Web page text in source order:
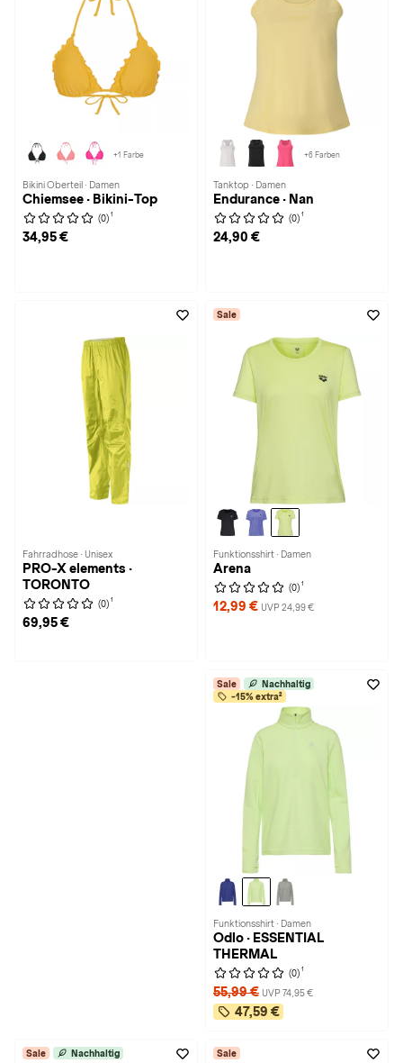
+1 Farbe
Bikini Oberteil · Damen
Chiemsee · Bikini-Top
(0) 1
34,95 €
+6 Farben
Tanktop · Damen
Endurance · Nan
(0) 1
24,90 €
Fahrradhose · Unisex
PRO-X elements ·
TORONTO
(0) 1
69,95 €
Sale
Funktionsshirt · Damen
Arena
(0) 1
12,99 € UVP 24,99 €
Sale
Nachhaltig
-15% extra²
Funktionsshirt · Damen
Odlo · ESSENTIAL
THERMAL
(0) 1
55,99 € UVP 74,95 €
47,59 €
Sale Nachhaltig Sale